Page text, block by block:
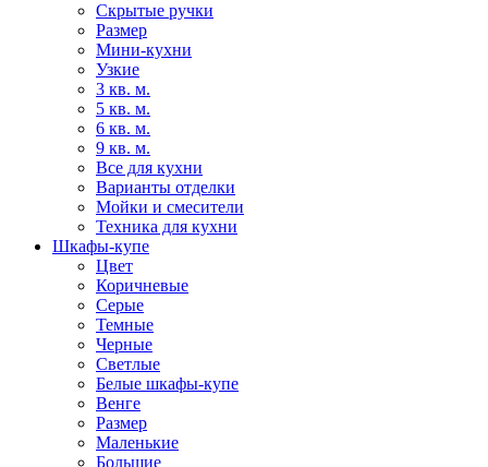
Скрытые ручки
Размер
Мини-кухни
Узкие
3 кв. м.
5 кв. м.
6 кв. м.
9 кв. м.
Все для кухни
Варианты отделки
Мойки и смесители
Техника для кухни
Шкафы-купе
Цвет
Коричневые
Серые
Темные
Черные
Светлые
Белые шкафы-купе
Венге
Размер
Маленькие
Большие